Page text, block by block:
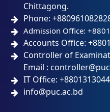
Chittagong.
Phone:
Admission Office:
Accounts Office:
Controller of
Email :
IT Office:
info@puc.ac.bd